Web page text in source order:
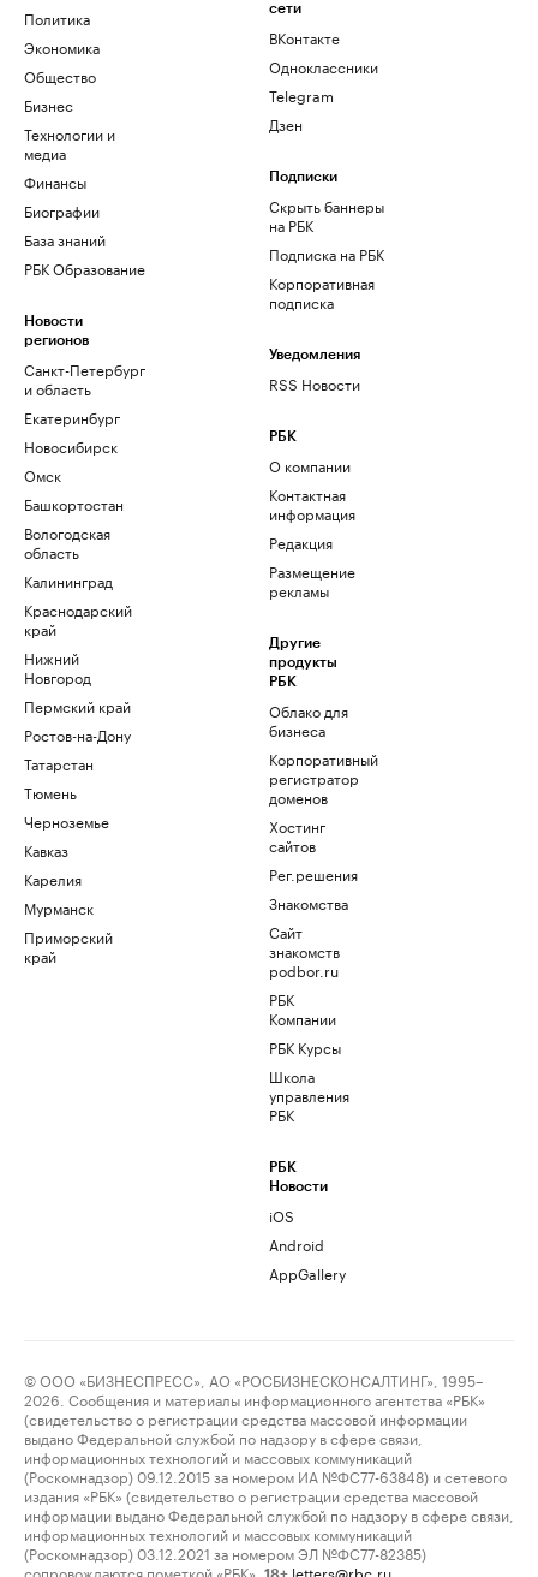
Политика
Экономика
Общество
Бизнес
Технологии и
медиа
Финансы
Биографии
База знаний
РБК Образование
Новости
регионов
Санкт-Петербург
и область
Екатеринбург
Новосибирск
Омск
Башкортостан
Вологодская
область
Калининград
Краснодарский
край
Нижний
Новгород
Пермский край
Ростов-на-Дону
Татарстан
Тюмень
Черноземье
Кавказ
Карелия
Мурманск
Приморский
край
сети
ВКонтакте
Одноклассники
Telegram
Дзен
Подписки
Скрыть баннеры
на РБК
Подписка на РБК
Корпоративная
подписка
Уведомления
RSS Новости
РБК
О компании
Контактная
информация
Редакция
Размещение
рекламы
Другие
продукты
РБК
Облако для
бизнеса
Корпоративный
регистратор
доменов
Хостинг
сайтов
Рег.решения
Знакомства
Сайт
знакомств
podbor.ru
РБК
Компании
РБК Курсы
Школа
управления
РБК
РБК
Новости
iOS
Android
AppGallery
© ООО «БИЗНЕСПРЕСС», АО «РОСБИЗНЕСКОНСАЛТИНГ», 1995–
2026. Сообщения и материалы информационного агентства «РБК»
(свидетельство о регистрации средства массовой информации
выдано Федеральной службой по надзору в сфере связи,
информационных технологий и массовых коммуникаций
(Роскомнадзор) 09.12.2015 за номером ИА №ФС77-63848) и сетевого
издания «РБК» (свидетельство о регистрации средства массовой
информации выдано Федеральной службой по надзору в сфере связи,
информационных технологий и массовых коммуникаций
(Роскомнадзор) 03.12.2021 за номером ЭЛ №ФС77-82385)
сопровождаются пометкой «РБК».
letters@rbc.ru